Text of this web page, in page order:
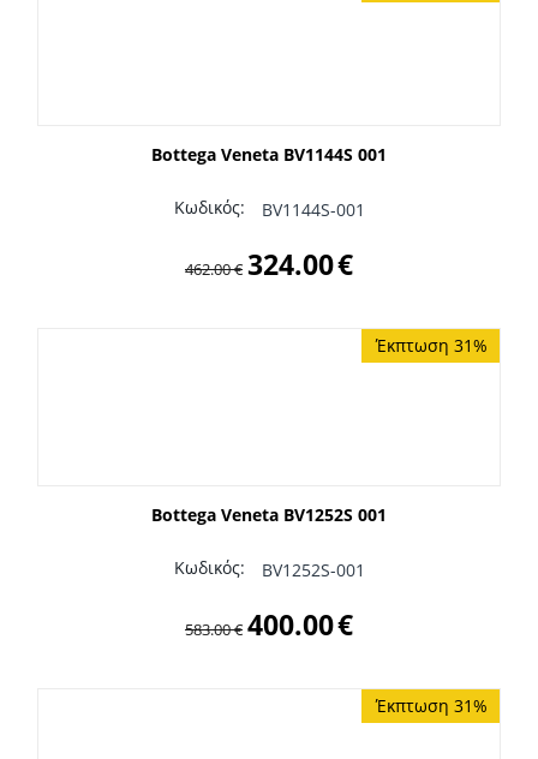
Bottega Veneta BV1144S 001
Κωδικός: BV1144S-001
462.00€ 324.00€
Έκπτωση 31%
Bottega Veneta BV1252S 001
Κωδικός: BV1252S-001
583.00€ 400.00€
Έκπτωση 31%